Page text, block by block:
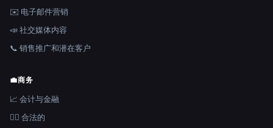
✉️ 电子邮件营销
📣 社交媒体内容
📞 销售推广和潜在客户
💼商务
📈 会计与金融
👩‍⚖️ 合法的